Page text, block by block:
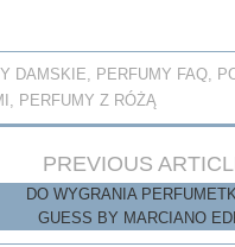
ailre
DAMSKIE, PERFUMY FAQ,
, PERFUMY Z RÓŻĄ
PREVIOUS
DO WYGRANIA
GUESS BY MARCIANO